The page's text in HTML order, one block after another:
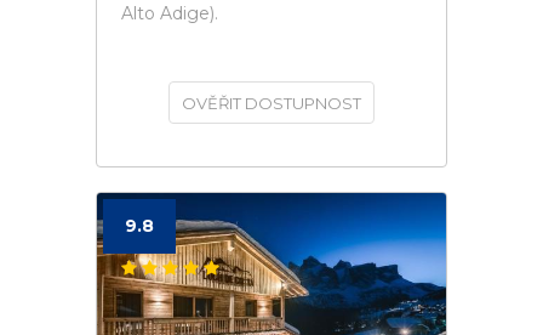
Alto Adige).
OVĚŘIT DOSTUPNOST
9.8